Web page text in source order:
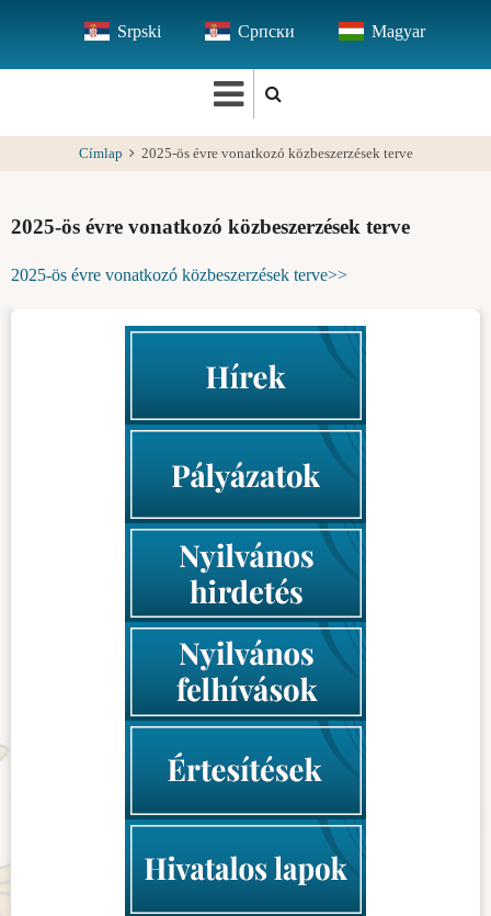
tartalomra
Srpski Српски Magyar
Címlap 2025-ös évre vonatkozó közbeszerzések terve
2025-ös évre vonatkozó közbeszerzések terve
2025-ös évre vonatkozó közbeszerzések terve>>